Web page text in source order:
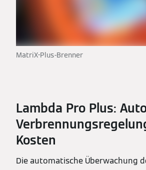
MatriX-Plus-Brenner
Lambda Pro Plus:
Kosten
Die automatische Überwachung